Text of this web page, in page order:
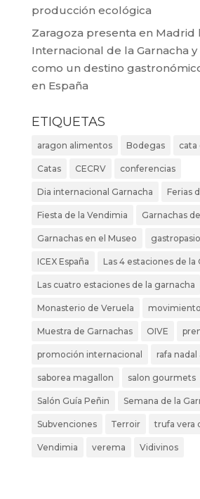
producción ecológica
Zaragoza presenta en Madrid
Internacional de la Garnacha
como un destino
en España
ETIQUETAS
aragon alimentos Bodegas cata
Catas CECRV conferencias
Dia internacional Garnacha Ferias
Fiesta de la Vendimia Garnachas
Garnachas en el Museo
ICEX España Las 4 estaciones de la
Las cuatro estaciones de la garnacha
Monasterio de Veruela
Muestra de Garnachas OIVE
promoción internacional rafa
saborea magallon salon gourmets
Salón Guía Peñin Semana de la
Subvenciones Terroir trufa vera
Vendimia verema Vidivinos